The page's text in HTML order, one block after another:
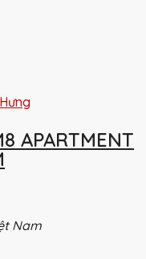
APARTMENT
Nam